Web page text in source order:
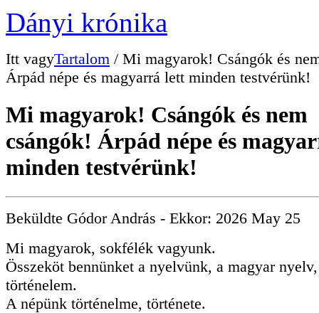
Dányi krónika
Itt vagyTartalom / Mi magyarok! Csángók és
Árpád népe és magyarrá lett minden testvérünk!
Mi magyarok! Csángók és nem
csángók! Árpád népe és
minden testvérünk!
Beküldte Gódor András - Ekkor: 2026 May 25
Mi magyarok, sokfélék vagyunk.
Összeköt bennünket a nyelvünk, a magyar
történelem.
A népünk történelme, története.